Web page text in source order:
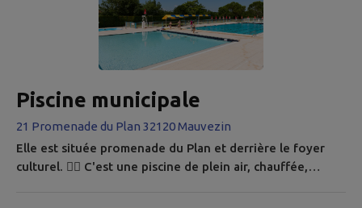
Piscine municipale
21 Promenade du Plan 32120 Mauvezin
Elle est située promenade du Plan et derrière le foyer
culturel. 🏊‍♂️ C'est une piscine de plein air, chauffée,